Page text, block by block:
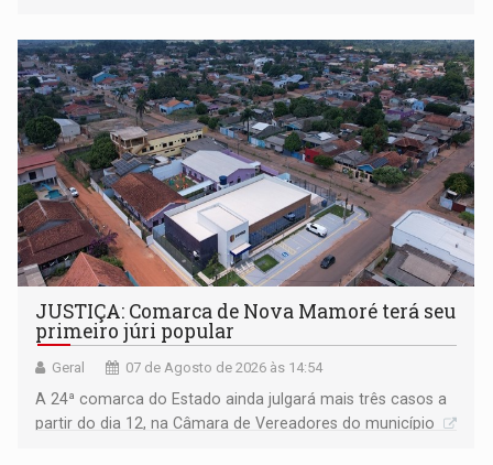
JUSTIÇA: Comarca de Nova Mamoré terá seu
primeiro júri popular
Geral 07 de Agosto de 2026 às 14:54
A 24ª comarca do Estado ainda julgará mais três casos a
partir do dia 12, na Câmara de Vereadores do município